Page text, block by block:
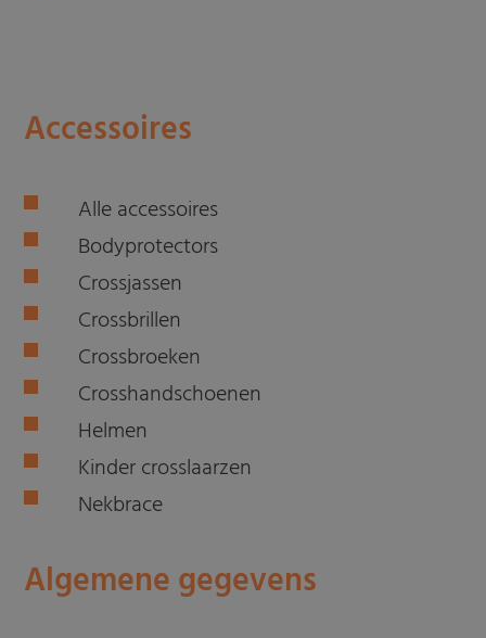
Accessoires
Alle accessoires
Bodyprotectors
Crossjassen
Crossbrillen
Crossbroeken
Crosshandschoenen
Helmen
Kinder crosslaarzen
Nekbrace
Algemene gegevens